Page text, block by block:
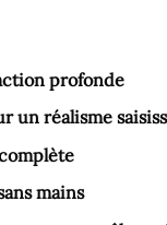
profonde
un réalisme
mains